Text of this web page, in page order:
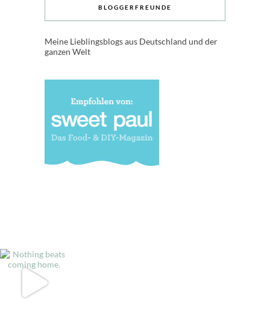
BLOGGERFREUNDE
Meine Lieblingsblogs aus Deutschland und der
ganzen Welt